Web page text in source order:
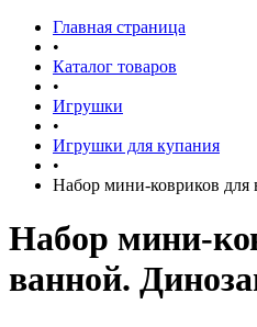
Главная страница
•
Каталог товаров
•
Игрушки
•
Игрушки для купания
•
Набор мини-ковриков
Набор мини-
ванной.